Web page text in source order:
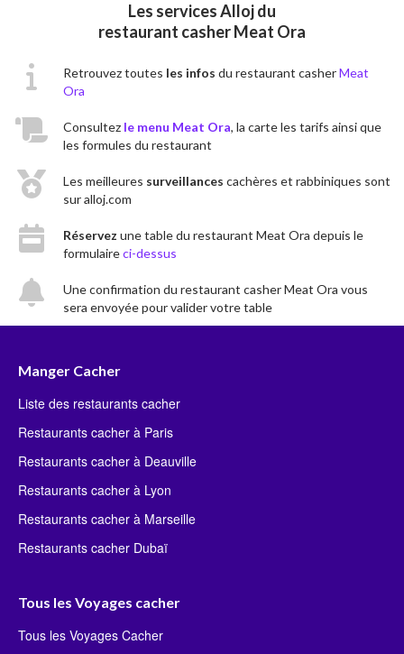
Les services Alloj du
restaurant casher Meat Ora
Retrouvez toutes les infos du restaurant casherMeat
Ora
Consultez le menu Meat Ora, la carte les tarifs ainsi que
les formules du restaurant
Les meilleures surveillances cachères et rabbiniques sont
sur alloj.com
Réservez une table du restaurant Meat Ora depuis le
formulaireci-dessus
Une confirmation du restaurant casher Meat Ora vous
sera envoyée pour valider votre table
Manger Cacher
Liste des restaurants cacher
Restaurants cacher à Paris
Restaurants cacher à Deauville
Restaurants cacher à Lyon
Restaurants cacher à Marseille
Restaurants cacher Dubaï
Tous les Voyages cacher
Tous les Voyages Cacher